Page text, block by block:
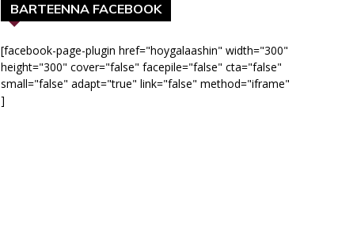
BARTEENNA FACEBOOK
[facebook-page-plugin href="hoygalaashin" width="300"
height="300" cover="false" facepile="false" cta="false"
small="false" adapt="true" link="false" method="iframe"
]